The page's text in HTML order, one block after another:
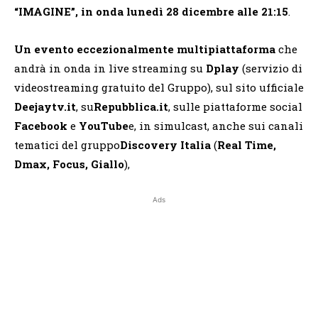
“IMAGINE”, in onda lunedì 28 dicembre alle 21:15.
Un evento eccezionalmente multipiattaforma che
andrà in onda in live streaming su Dplay (servizio di
videostreaming gratuito del Gruppo), sul sito ufficiale
Deejaytv.it, suRepubblica.it, sulle piattaforme social
Facebook e YouTubee, in simulcast, anche sui canali
tematici del gruppoDiscovery Italia (Real Time,
Dmax, Focus, Giallo),
Ads